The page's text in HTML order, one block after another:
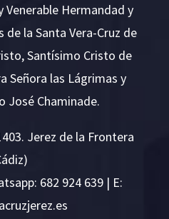
Venerable Hermandad y
la Santa Vera-Cruz de
Santísimo Cristo de
Señora las Lágrimas y
José Chaminade.
Jerez de la Frontera
682 924 639 | E:
se.ze
rejzu